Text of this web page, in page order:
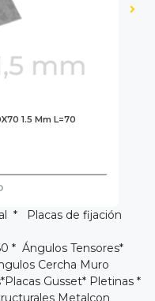
1.5 Mm L=70
* Placas de fijación
* Ángulos Tensores*
Cercha Muro
*Placas Gusset* Pletinas *
Metalcon